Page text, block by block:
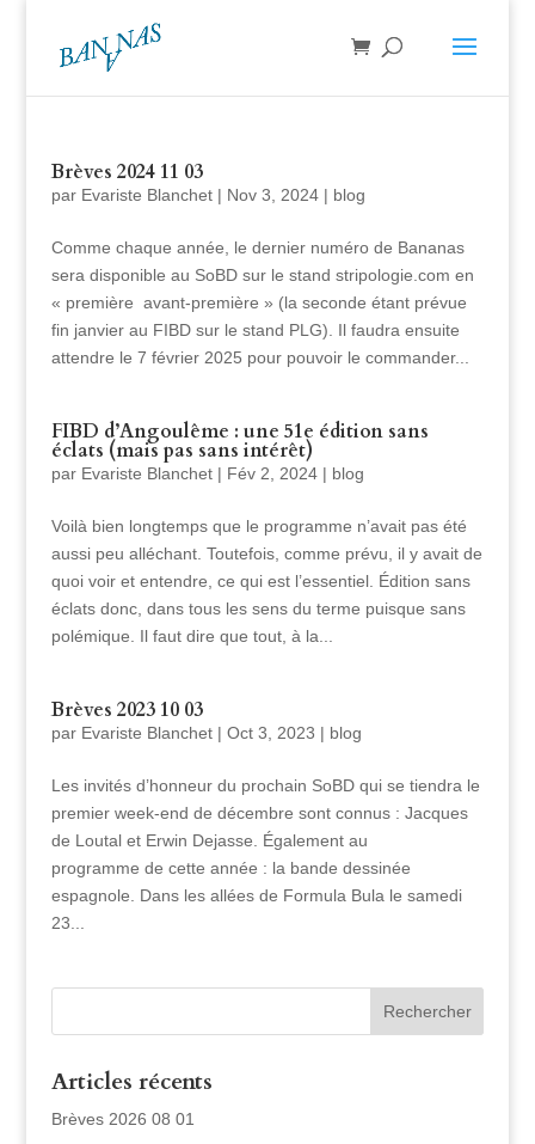
Brèves 2024 11 03
par Evariste Blanchet| Nov 3, 2024| blog
Comme chaque année, le dernier numéro de Bananas
sera disponible au SoBD sur le stand stripologie.com en
« première avant-première » (la seconde étant prévue
fin janvier au FIBD sur le stand PLG). Il faudra ensuite
attendre le 7 février 2025 pour pouvoir le commander...
FIBD d’Angoulême : une 51e édition sans
éclats (mais pas sans intérêt)
par Evariste Blanchet| Fév 2, 2024| blog
Voilà bien longtemps que le programme n’avait pas été
aussi peu alléchant. Toutefois, comme prévu, il y avait de
quoi voir et entendre, ce qui est l’essentiel. Édition sans
éclats donc, dans tous les sens du terme puisque sans
polémique. Il faut dire que tout, à la...
Brèves 2023 10 03
par Evariste Blanchet| Oct 3, 2023 | blog
Les invités d’honneur du prochain SoBD qui se tiendra le
premier week-end de décembre sont connus : Jacques
de Loutal et Erwin Dejasse. Également au
programme de cette année : la bande dessinée
espagnole. Dans les allées de Formula Bula le samedi
23...
Articles récents
Brèves 2026 08 01